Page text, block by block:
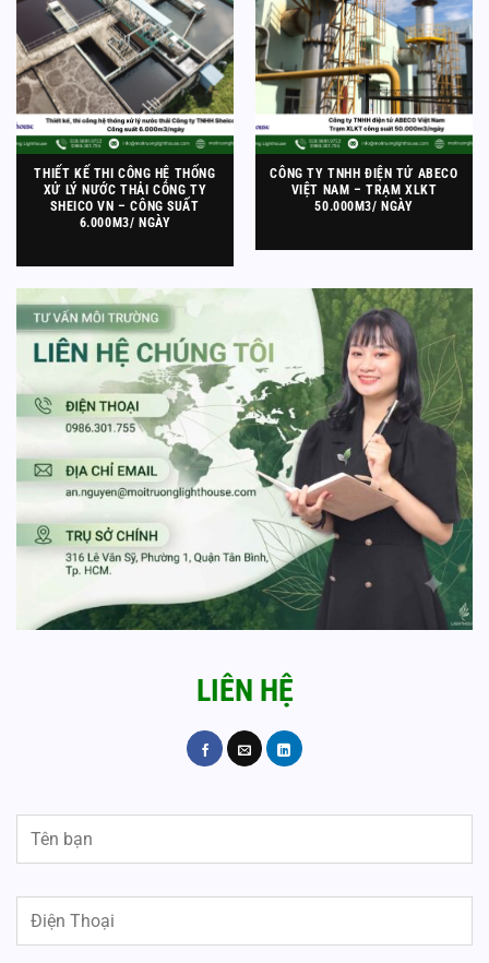
THIẾT KẾ THI CÔNG HỆ THỐNG
XỬ LÝ NƯỚC THẢI CÔNG TY
SHEICO VN – CÔNG SUẤT
6.000M3/ NGÀY
CÔNG TY TNHH ĐIỆN TỬ ABECO
VIỆT NAM – TRẠM XLKT
50.000M3/ NGÀY
LIÊN HỆ